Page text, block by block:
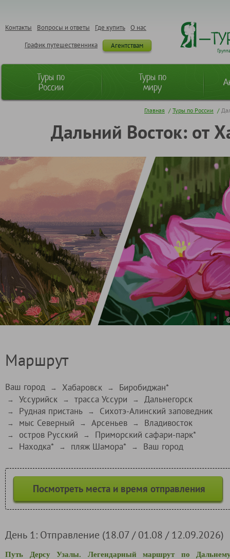
О нас
Где купить
Вопросы и ответы
Контакты
Агентствам
График путешественника
Туры по
России
Туры по
миру
Главная / Туры по России /
Дальний Восток: от
Маршрут
Ваш город → Хабаровск → Биробиджан*
→ Уссурийск → трасса Уссури → Дальнегорск
→ Рудная пристань → Сихотэ-Алинский заповедник
→ мыс Северный → Арсеньев → Владивосток
→ остров Русский → Приморский сафари-парк*
→ Находка* → пляж Шамора* → Ваш город
Посмотреть места и время отправления
День 1: Отправление (18.07 / 01.08 / 12.09.2026)
Путь Дерсу Узалы. Легендарный маршрут по